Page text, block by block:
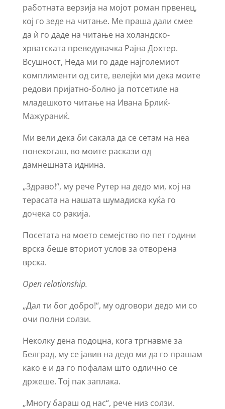
работната верзија на мојот роман првенец,
кој го зеде на читање. Ме праша дали смее
да ѝ го даде на читање на холандско-
хрватската преведувачка Рајна Дохтер.
Всушност, Неда ми го даде најголемиот
комплименти од сите, велејќи ми дека моите
редови пријатно-болно ја потсетиле на
младешкото читање на Ивана Брлиќ-
Мажураниќ.
Ми вели дека би сакала да се сетам на неа
понекогаш, во моите раскази од
дамнешната иднина.
„Здраво!“, му рече Рутер на дедо ми, кој на
терасата на нашата шумадиска куќа го
дочека со ракија.
Посетата на моето семејство по пет години
врска беше вториот услов за отворена
врска.
Open relationship.
„Дал ти бог добро!“, му одговори дедо ми со
очи полни солзи.
Неколку дена подоцна, кога тргнавме за
Белград, му се јавив на дедо ми да го прашам
како е и да го пофалам што одлично се
држеше. Тој пак заплака.
„Многу бараш од нас“, рече низ солзи.